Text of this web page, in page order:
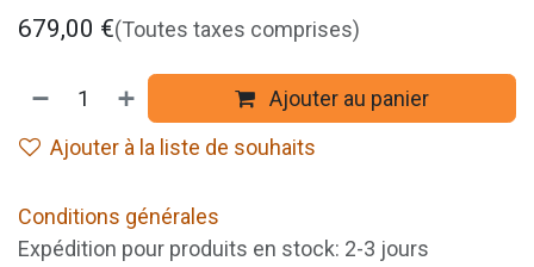
679,00 €(Toutes taxes comprises)
Ajouter au panier
Ajouter à la liste de souhaits
Conditions générales
Expédition pour produits en stock: 2-3 jours